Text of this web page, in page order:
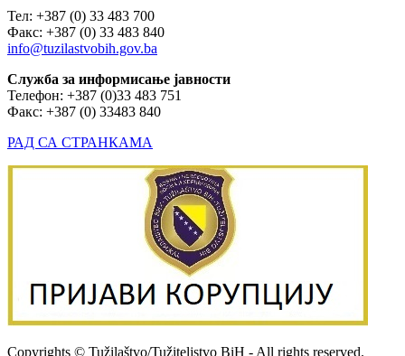
Тел: +387 (0) 33 483 700
Факс: +387 (0) 33 483 840
info@tuzilastvobih.gov.ba
Служба за информисање јавности
Телефон: +387 (0)33 483 751
Факс: +387 (0) 33483 840
РАД СА СТРАНКАМА
Copyrights © Tužilaštvo/Tužiteljstvo BiH - All rights reserved.